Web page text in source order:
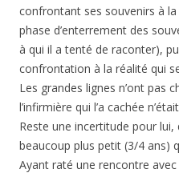
confrontant ses souvenirs à
phase d’enterrement des
à qui il a tenté de raconter),
confrontation à la réalité qui
Les grandes lignes n’ont pas
l’infirmière qui l’a cachée
Reste une incertitude pour
beaucoup plus petit (3/4 ans)
Ayant raté une rencontre